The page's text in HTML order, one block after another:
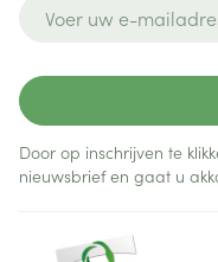
Door op inschrijven te
nieuwsbrief en gaat u